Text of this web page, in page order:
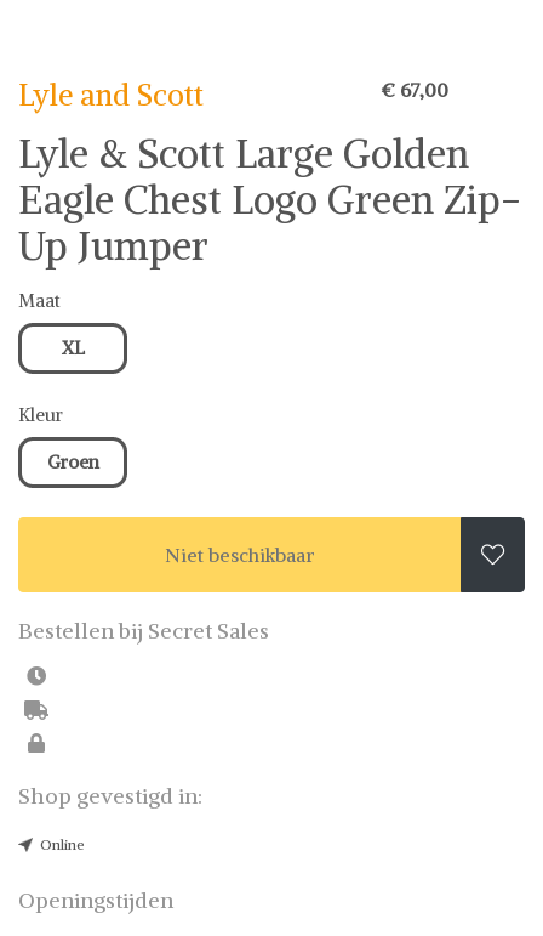
stel jouw fashion wish-list samen. Veilig online shoppen.
Lyle and Scott € 67,00
Lyle & Scott Large Golden
Eagle Chest Logo Green Zip-
Up Jumper
Maat
XL
Kleur
Groen
Niet beschikbaar 
Bestellen bij Secret Sales
Shop gevestigd in:
Online
Openingstijden